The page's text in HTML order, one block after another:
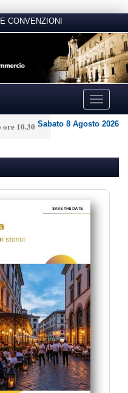
CONVENZIONI
Toggle
ore 10.30 Sabato 8 Agosto 2026